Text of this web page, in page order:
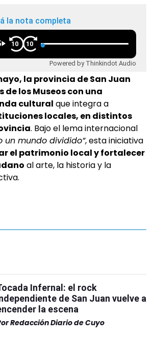
la nota completa
10 10
Powered by Thinkindot Audio
la provincia de San Juan
de los Museos con una
cultural que integra a
locales, en distintos
. Bajo el lema internacional
un mundo dividido”, esta iniciativa
el patrimonio local y fortalecer
al arte, la historia y la
Infernal: el rock
de San Juan vuelve a
la escena
Redacción Diario de Cuyo